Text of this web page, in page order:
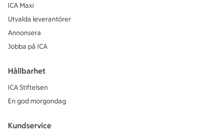
ICA Maxi
Utvalda leverantörer
Annonsera
Jobba på ICA
Hållbarhet
ICA Stiftelsen
En god morgondag
Kundservice